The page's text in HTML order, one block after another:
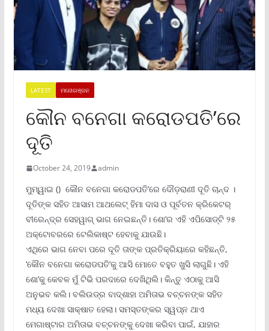
LATEST ମନୋରଞ୍ଜନ
କୌନ ବନେଗା କରୋଡପତି’ରେ
ଦୂତି
October 24, 2019 admin
ମୁମ୍ୱାଇ () କୌନ ବନେଗା କରୋଡପତି’ରେ ଦୌଡ଼ରାଣୀ ଦୂତି ଚାନ୍ଦ ।
ଦୂତିଙ୍କ ସହିତ ଆସାମ ଆଥଲେଟ୍ ହିମା ଦାସ ଓ ପୂର୍ବତନ କ୍ରିକେଟର୍
ବୀରେନ୍ଦ୍ର ସେହୱାଗ୍ ଭାଗ ନେଇଛନ୍ତି। ଶୋ’ର ଏହି ଏପିସୋଡ୍ଟି ୨୫
ଅକ୍ଟୋବରରେ ଟେଲିକାଷ୍ଟ ହେବାକୁ ଯାଉଛି।
ଏଥିରେ ଭାଗ ନେବା ପରେ ଦୂତି ତାଙ୍କ ପ୍ରତିକ୍ରିୟାରେ କହିଛନ୍ତି,
‘କୌନ ବନେଗା କରୋଡପତି’କୁ ଆସି ମୋତେ ବହୁତ ଖୁସି ଲାଗୁଛି। ଏହି
ଶୋ’କୁ କେବଳ ମୁଁ ଟିଭି ପରଦାରେ ଦେଖିଥିଲି। କିନ୍ତୁ ଏଠାକୁ ଆସି
ଅନୁଭବ କଲି। ବଲିଉଡ୍ର ବାଦ୍ଶାହା ଅମିତାଭ ବଚ୍ଚନଙ୍କ ସହିତ
ମଧ୍ୟ ଦେଖା ସାକ୍ଷାତ ହେଲା। ସମସ୍ତଙ୍କର ସ୍ୱପ୍ନ ଥାଏ
ମେଗାଷ୍ଟାର ଅମିତାଭ ବଚ୍ଚନଙ୍କୁ ଦେଖା କରିବା ପାଇଁ, ଯାହାର